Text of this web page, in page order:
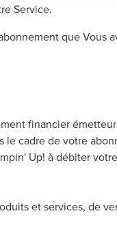
Service.
que Vous
financier
cadre de votre
Up! à débiter
et services, de